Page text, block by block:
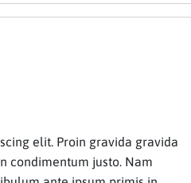
elit. Proin gravida gravida
condimentum justo. Nam